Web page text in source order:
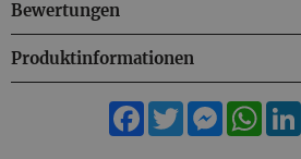
Bewertungen
Produktinformationen
Facebook
TwitterMessenger